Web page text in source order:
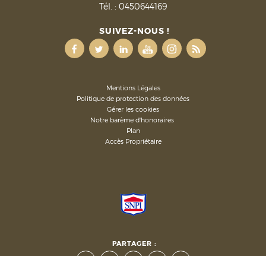
Tél. : 0450644169
SUIVEZ-NOUS !
Mentions Légales
Politique de protection des données
Gérer les cookies
Notre barème d'honoraires
Plan
Accès Propriétaire
PARTAGER :